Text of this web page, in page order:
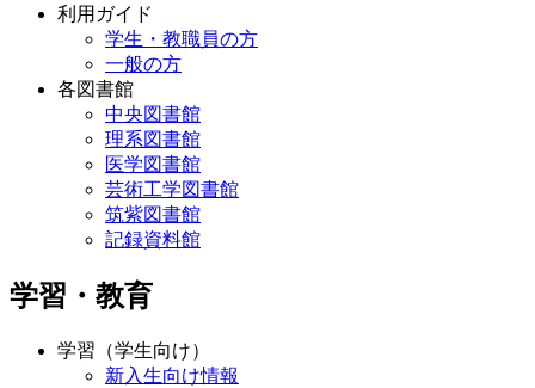
利用ガイド
学生・教職員の方
一般の方
各図書館
中央図書館
理系図書館
医学図書館
芸術工学図書館
筑紫図書館
記録資料館
学習・教育
学習（学生向け）
新入生向け情報